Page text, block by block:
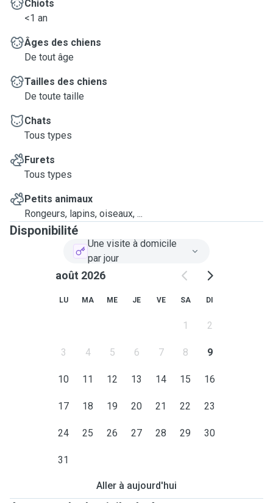
Chiots
<1 an
Âges des chiens
De tout âge
Tailles des chiens
De toute taille
Chats
Tous types
Furets
Tous types
Petits animaux
Rongeurs, lapins, oiseaux, ...
Disponibilité
Une visite à domicile
par jour
août 2026
LU MA ME JE VE SA DI
1 2
3 4 5 6 7 8 9
10 11 12 13 14 15 16
17 18 19 20 21 22 23
24 25 26 27 28 29 30
31
Aller à aujourd'hui